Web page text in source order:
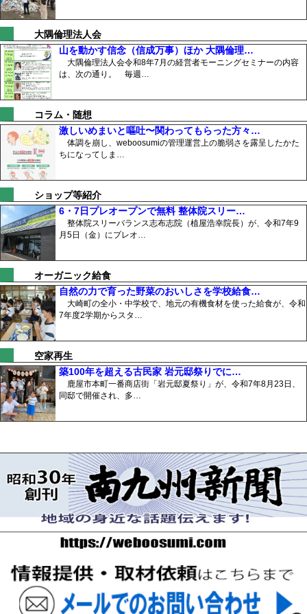
大隅倫理法人会
山を動かす信念（信成万事）ほか 大隅倫理…
大隅倫理法人会令和8年7月の経営者モーニングセミナーの内容
は、次の通り。 毎週…
コラム・随想
激しいめまいと嘔吐〜関わってもらった方々…
体調を崩し、weboosumiの管理運営上の脆弱さを露呈したかた
ちになってしま…
ショップ等紹介
6・7日プレオープンで無料 整体院スリー…
整体院スリーバランス志布志院（植屋浩幸院長）が、令和7年9
月5日（金）にプレオ…
オーガニック給食
自然の力で育った野菜のおいしさを学校給食…
大崎町の全小・中学校で、地元の有機食材を使った給食が、令和
7年度2学期からスタ…
空家再生
築100年を超える古民家 岩元邸祭りでに…
鹿屋市本町一番商店街「岩元邸夏祭り」が、令和7年8月23日、
同邸で開催され、多…